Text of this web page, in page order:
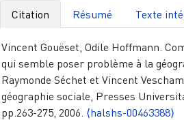
Citation Résumé Texte
Vincent Gouëset, Odile Hoffmann.
qui semble poser problème à la
Raymonde Séchet et Vincent
géographie sociale, Presses
pp.263-275, 2006. ⟨halshs-00463388⟩